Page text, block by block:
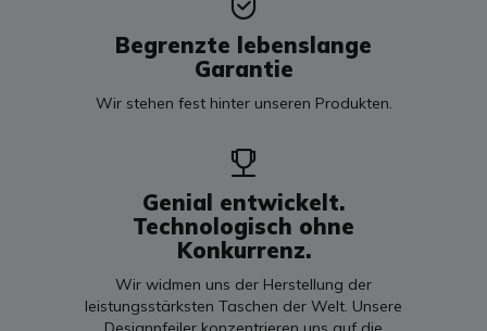
Begrenzte lebenslange
Garantie
Wir stehen fest hinter unseren Produkten.
Genial entwickelt.
Technologisch ohne
Konkurrenz.
Wir widmen uns der Herstellung der
leistungsstärksten Taschen der Welt. Unsere